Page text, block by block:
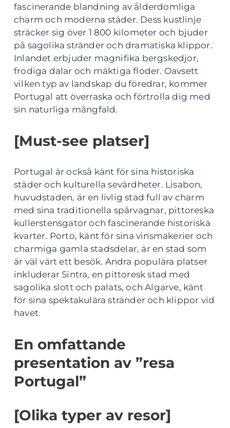
fascinerande blandning av ålderdomliga
charm och moderna städer. Dess kustlinje
sträcker sig över 1 800 kilometer och bjuder
på sagolika stränder och dramatiska klippor.
Inlandet erbjuder magnifika bergskedjor,
frodiga dalar och mäktiga floder. Oavsett
vilken typ av landskap du föredrar, kommer
Portugal att överraska och förtrolla dig med
sin naturliga mångfald.
[Must-see platser]
Portugal är också känt för sina historiska
städer och kulturella sevärdheter. Lisabon,
huvudstaden, är en livlig stad full av charm
med sina traditionella spårvagnar, pittoreska
kullerstensgator och fascinerande historiska
kvarter. Porto, känt för sina vinsmakerier och
charmiga gamla stadsdelar, är en stad som
är väl värt ett besök. Andra populära platser
inkluderar Sintra, en pittoresk stad med
sagolika slott och palats, och Algarve, känt
för sina spektakulära stränder och klippor vid
havet.
En omfattande
presentation av ”resa
Portugal”
[Olika typer av resor]